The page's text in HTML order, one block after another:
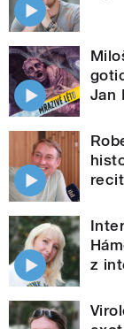
Jan
z